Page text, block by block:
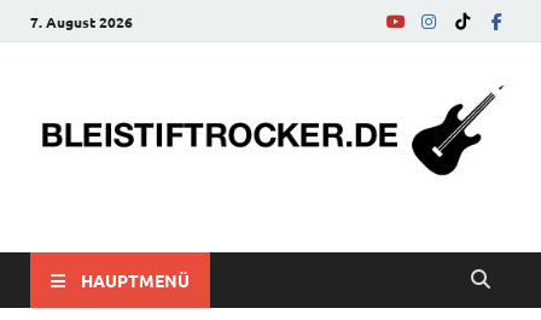
7. August 2026
bleistiftrocker.de
HAUPTMENÜ